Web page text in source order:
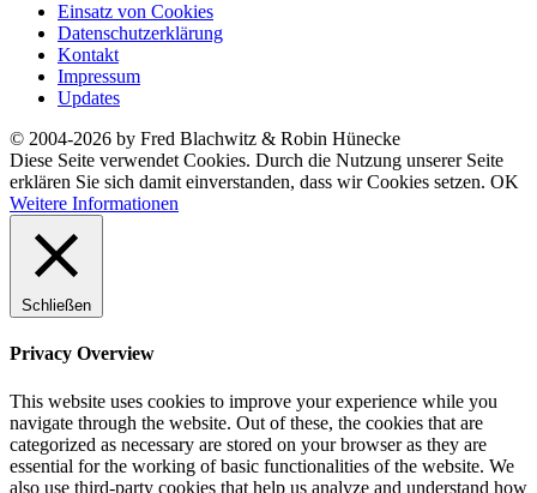
Einsatz von Cookies
Datenschutzerklärung
Kontakt
Impressum
Updates
© 2004-2026 by Fred Blachwitz & Robin Hünecke
Diese Seite verwendet Cookies. Durch die Nutzung unserer Seite
erklären Sie sich damit einverstanden, dass wir Cookies setzen. OK
Weitere Informationen
Schließen
Privacy Overview
This website uses cookies to improve your experience while you
navigate through the website. Out of these, the cookies that are
categorized as necessary are stored on your browser as they are
essential for the working of basic functionalities of the website. We
also use third-party cookies that help us analyze and understand how